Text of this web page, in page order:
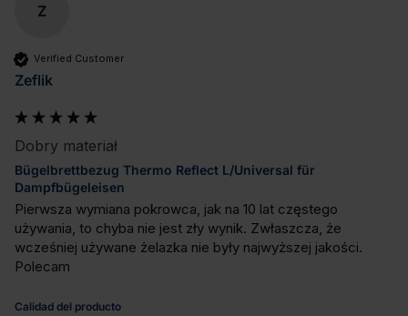
Z
Verified Customer
Zeflik
Dobry materiał
Bügelbrettbezug Thermo Reflect L/Universal für
Dampfbügeleisen
Pierwsza wymiana pokrowca, jak na 10 lat częstego
używania, to chyba nie jest zły wynik. Zwłaszcza, że
wcześniej używane żelazka nie były najwyższej jakości.
Polecam
Calidad del producto